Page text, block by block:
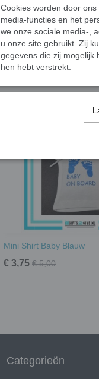
Mini Shirt Baby Blauw
€ 3,75 € 5,00
Categorieën
Cookies worden door
media-functies en het
we onze sociale media-,
u onze site gebruikt. Zij
gegevens die zij mogelijk
hen hebt verstrekt.